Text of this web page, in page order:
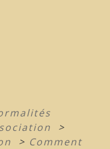
>
> Comment